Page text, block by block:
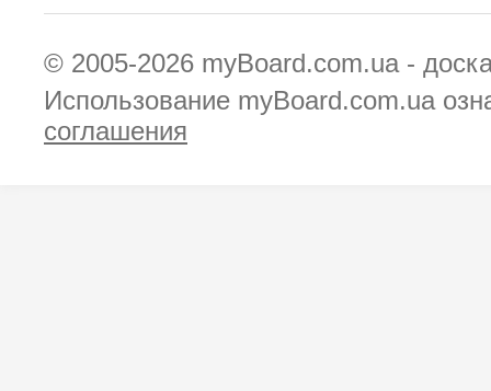
© 2005-2026 myBoard.com.ua -
Использование myBoard.com.ua
соглашения